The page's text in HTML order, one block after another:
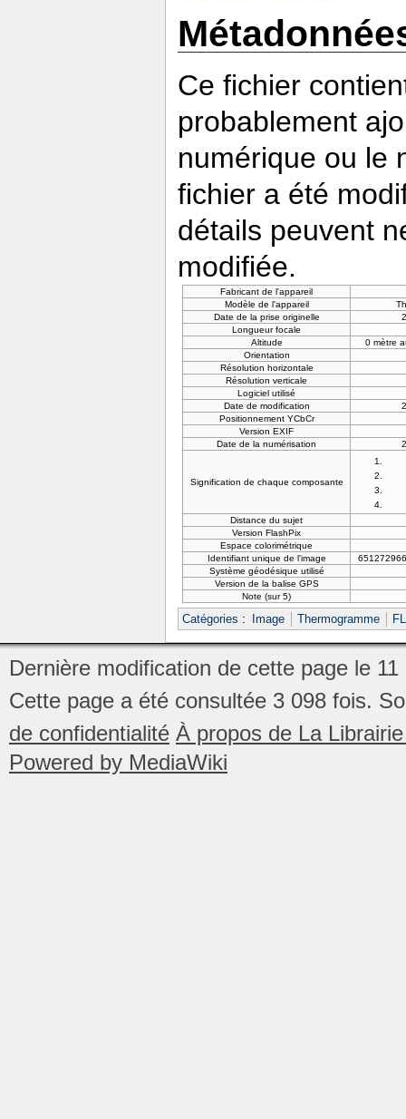
Ce fichier
probablement
numérique ou le
fichier a été
détails peuvent
modifiée.
Fabricant de l'appareil
Modèle de l'appareil
Date de la prise originelle
Longueur focale
Altitude
0 mètre
Orientation
Résolution horizontale
Résolution verticale
Logiciel utilisé
Date de modification
Positionnement YCbCr
Version EXIF
Date de la numérisation
Signification de chaque composante
Distance du sujet
Version FlashPix
Espace colorimétrique
Identifiant unique de l'image
Système géodésique utilisé
Version de la balise GPS
Note (sur 5)
Catégories : Image Thermogramme
Dernière modification de cette page le
Cette page a été consultée 3 098 fois.
de confidentialité À propos de La
Powered by MediaWiki